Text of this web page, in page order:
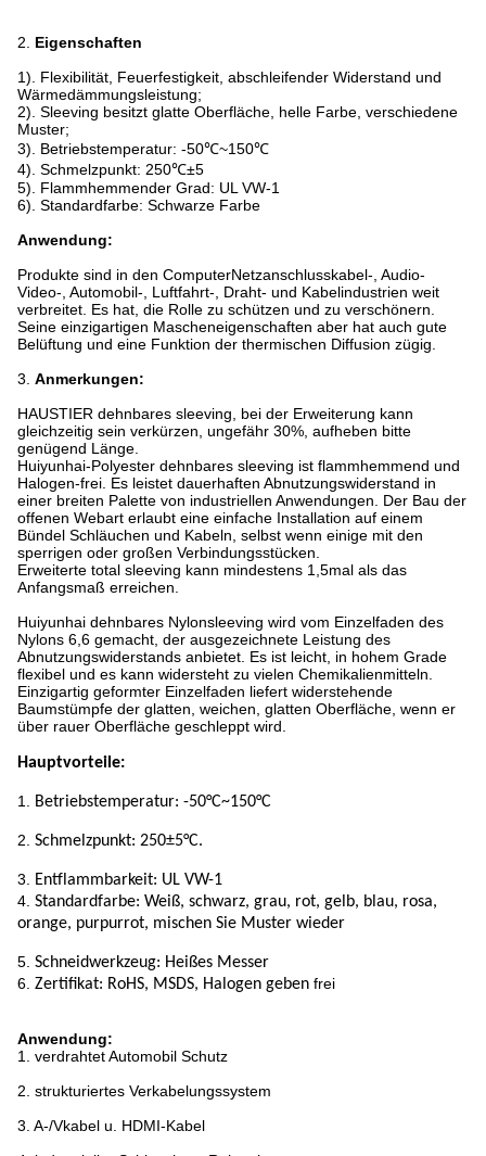
2. Eigenschaften
1). Flexibilität, Feuerfestigkeit, abschleifender Widerstand und
Wärmedämmungsleistung;
2). Sleeving besitzt glatte Oberfläche, helle Farbe, verschiedene
Muster;
3). Betriebstemperatur: -50℃~150℃
4). Schmelzpunkt: 250℃±5
5). Flammhemmender Grad: UL VW-1
6). Standardfarbe: Schwarze Farbe
Anwendung:
Produkte sind in den ComputerNetzanschlusskabel-, Audio-
Video-, Automobil-, Luftfahrt-, Draht- und Kabelindustrien weit
verbreitet. Es hat, die Rolle zu schützen und zu verschönern.
Seine einzigartigen Mascheneigenschaften aber hat auch gute
Belüftung und eine Funktion der thermischen Diffusion zügig.
3. Anmerkungen:
HAUSTIER dehnbares sleeving, bei der Erweiterung kann
gleichzeitig sein verkürzen, ungefähr 30%, aufheben bitte
genügend Länge.
Huiyunhai-Polyester dehnbares sleeving ist flammhemmend und
Halogen-frei. Es leistet dauerhaften Abnutzungswiderstand in
einer breiten Palette von industriellen Anwendungen. Der Bau der
offenen Webart erlaubt eine einfache Installation auf einem
Bündel Schläuchen und Kabeln, selbst wenn einige mit den
sperrigen oder großen Verbindungsstücken.
Erweiterte total sleeving kann mindestens 1,5mal als das
Anfangsmaß erreichen.
Huiyunhai dehnbares Nylonsleeving wird vom Einzelfaden des
Nylons 6,6 gemacht, der ausgezeichnete Leistung des
Abnutzungswiderstands anbietet. Es ist leicht, in hohem Grade
flexibel und es kann widersteht zu vielen Chemikalienmitteln.
Einzigartig geformter Einzelfaden liefert widerstehende
Baumstümpfe der glatten, weichen, glatten Oberfläche, wenn er
über rauer Oberfläche geschleppt wird.
Hauptvorteile:
1. Betriebstemperatur: -50°C~150°C
2. Schmelzpunkt: 250±5°C.
3.
Entflammbarkeit: UL VW-1
4. Standardfarbe: Weiß, schwarz, grau, rot, gelb, blau, rosa,
orange, purpurrot, mischen Sie Muster wieder
5. Schneidwerkzeug: Heißes Messer
6. Zertifikat: RoHS, MSDS, Halogen geben frei
Anwendung:
1. verdrahtet Automobil Schutz
2. strukturiertes Verkabelungssystem
3. A-/Vkabel u. HDMI-Kabel